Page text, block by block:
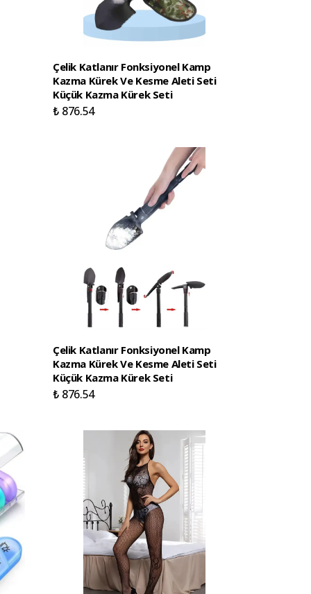
Çelik Katlanır Fonksiyonel Kamp
Kazma Kürek Ve Kesme Aleti Seti
Küçük Kazma Kürek Seti
₺ 876.54
Çelik Katlanır Fonksiyonel Kamp
Kazma Kürek Ve Kesme Aleti Seti
Küçük Kazma Kürek Seti
₺ 876.54